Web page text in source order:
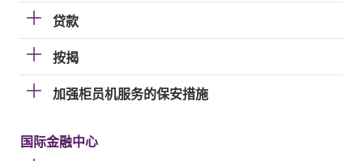
贷款
按揭
加强柜员机服务的保安措施
国际金融中心